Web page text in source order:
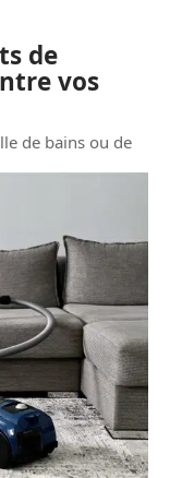
de
vos
de bains ou de